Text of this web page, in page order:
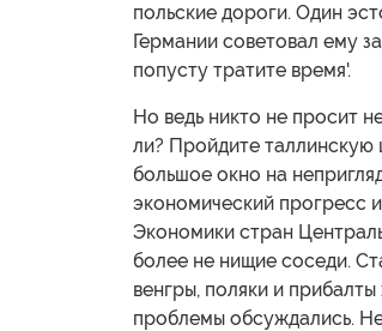
польские дороги. Один
Германии советовал ему
попусту тратите время'.
Но ведь никто не просит
ли? Пройдите таллинскую
большое окно на
экономический прогресс
Экономики стран
более не нищие соседи.
венгры, поляки и
проблемы обсуждались.